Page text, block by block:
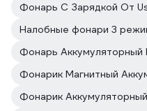
Фонарь С Зарядкой От
Налобные фонари 3
Фонарь Аккумуляторный
Фонарик Магнитный
Фонарик